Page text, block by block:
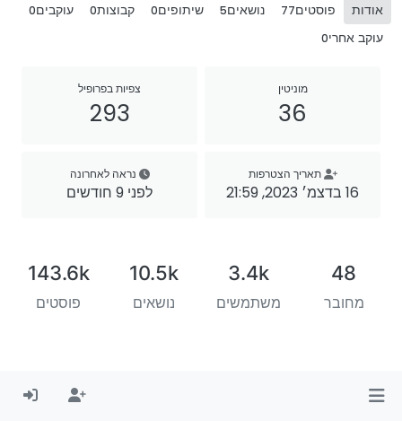
אודות פוסטים77 נושאים5 שיתופים0 קבוצות0 עוקבים0
עוקב אחרי0
מוניטין
36
צפיות בפרופיל
293
תאריך הצטרפות
16 בדצמ׳ 2023, 21:59
נראה לאחרונה
לפני 9 חודשים
48
מחובר
3.4k
משתמשים
10.5k
נושאים
143.6k
פוסטים